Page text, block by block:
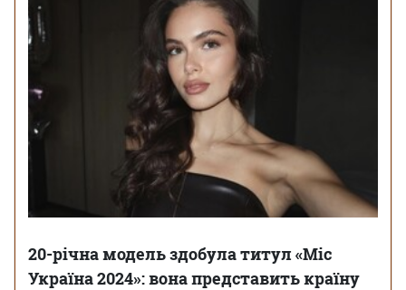
20-річна модель здобула титул «Міс
Україна 2024»: вона представить країну